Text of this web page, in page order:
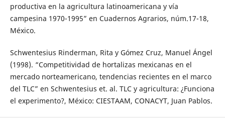
productiva en la agricultura latinoamericana y vía
campesina 1970-1995” en Cuadernos Agrarios, núm.17-18,
México.
Schwentesius Rinderman, Rita y Gómez Cruz, Manuel Ángel
(1998). “Competitividad de hortalizas mexicanas en el
mercado norteamericano, tendencias recientes en el marco
del TLC” en Schwentesius et. al. TLC y agricultura: ¿Funciona
el experimento?, México: CIESTAAM, CONACYT, Juan Pablos.